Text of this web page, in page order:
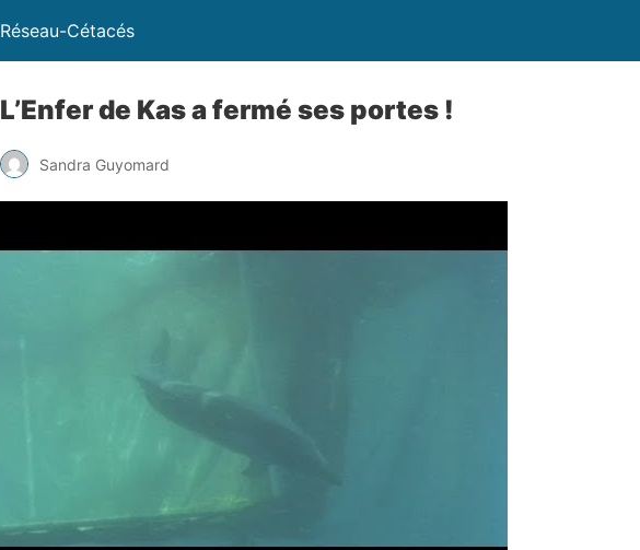
Réseau-Cétacés
L’Enfer de Kas a fermé ses portes !
Sandra Guyomard